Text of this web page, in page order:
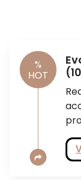
%
HOT